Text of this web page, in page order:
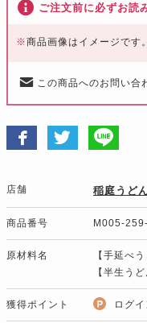
ご注文前に必ずお読
※商品画像はイメージです。
この商品へのお問い合
店舗 稲庭うど
商品番号 M005-
原材料名
【手延べ
【半生う
獲得ポイント ログ